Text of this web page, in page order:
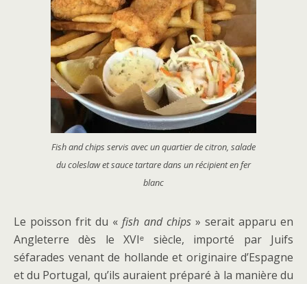
Fish and chips servis avec un quartier de citron, salade
ducoleslawet sauce tartare dans un récipient en fer
blanc
Le poisson frit du «fish and chips » serait apparu en
Angleterre dès le XVIᵉ siècle, importé par Juifs
séfarades venant de hollande et originaire d’Espagne
et du Portugal, qu’ils auraient préparé à la manière du